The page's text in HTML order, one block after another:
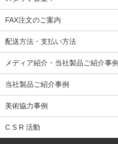
FAX注文のご案内
配送方法・支払い方法
メディア紹介・当社製品ご紹介事例
当社製品ご紹介事例
美術協力事例
C S R 活動